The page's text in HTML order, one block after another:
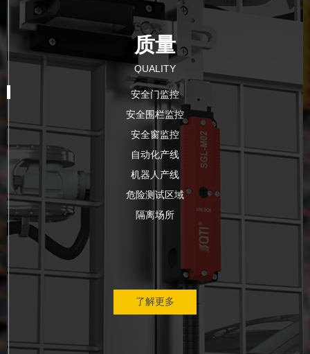
质量
QUALITY
了解更多
安全门监控
安全围栏监控
安全窗监控
自动化产线
机器人产线
危险测试区域
隔离场所